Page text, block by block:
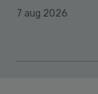
7 aug 2026